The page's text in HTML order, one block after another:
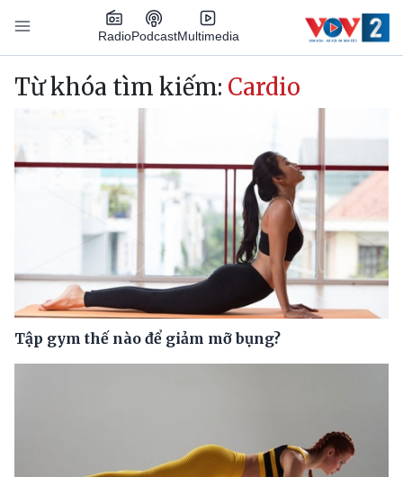
Nhảy đến nội dung
RadioPodcastMultimedia
Main navigation
Từ khóa tìm kiếm: Cardio
Tập gym thế nào để giảm mỡ bụng?